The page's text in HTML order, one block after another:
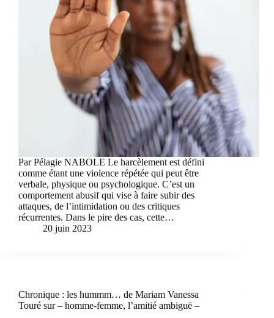
Par Pélagie NABOLE Le harcèlement est défini
comme étant une violence répétée qui peut être
verbale, physique ou psychologique. C’est un
comportement abusif qui vise à faire subir des
attaques, de l’intimidation ou des critiques
récurrentes. Dans le pire des cas, cette…
20 juin 2023
Chronique : les hummm… de Mariam Vanessa
Touré sur – homme-femme, l’amitié ambiguë –